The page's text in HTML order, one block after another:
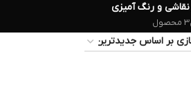
نقاشی و رنگ آمیزی
3 محصول